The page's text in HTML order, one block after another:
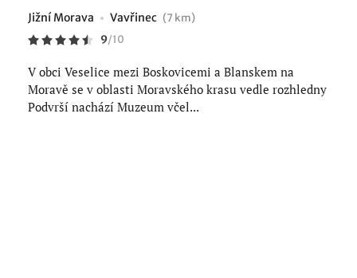
Jižní Morava Vavřinec (7 km)
9/10
V obci Veselice mezi Boskovicemi a Blanskem na
Moravě se v oblasti Moravského krasu vedle rozhledny
Podvrší nachází Muzeum včel...